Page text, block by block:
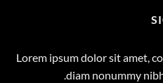
Lorem ipsum dolor sit amet,
diam nonummy